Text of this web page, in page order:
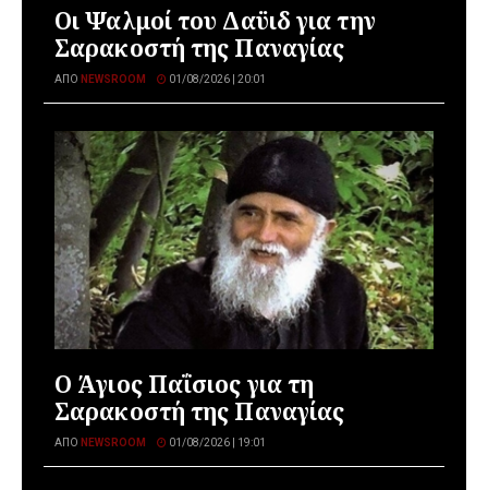
Οι Ψαλμοί του Δαϋιδ για την
Σαρακοστή της Παναγίας
ΑΠΌ NEWSROOM 01/08/2026 | 20:01
Ο Άγιος Παΐσιος για τη
Σαρακοστή της Παναγίας
ΑΠΌ NEWSROOM 01/08/2026 | 19:01